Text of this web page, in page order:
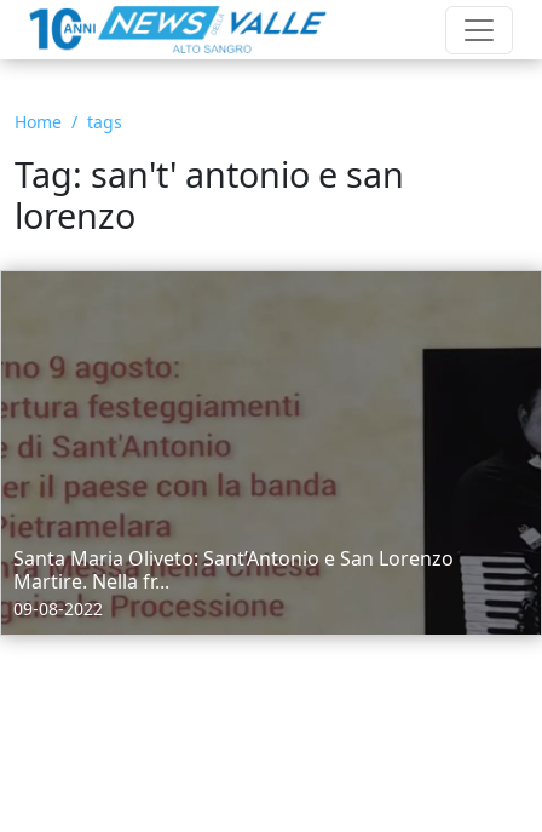
Home tags
Tag: san't' antonio e san
lorenzo
Santa Maria Oliveto: Sant’Antonio e San Lorenzo
Martire. Nella fr...
09-08-2022